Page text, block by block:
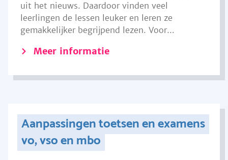
uit het nieuws. Daardoor vinden veel
leerlingen de lessen leuker en leren ze
gemakkelijker begrijpend lezen. Voor...
Meer informatie
Aanpassingen toetsen en examens
vo, vso en mbo